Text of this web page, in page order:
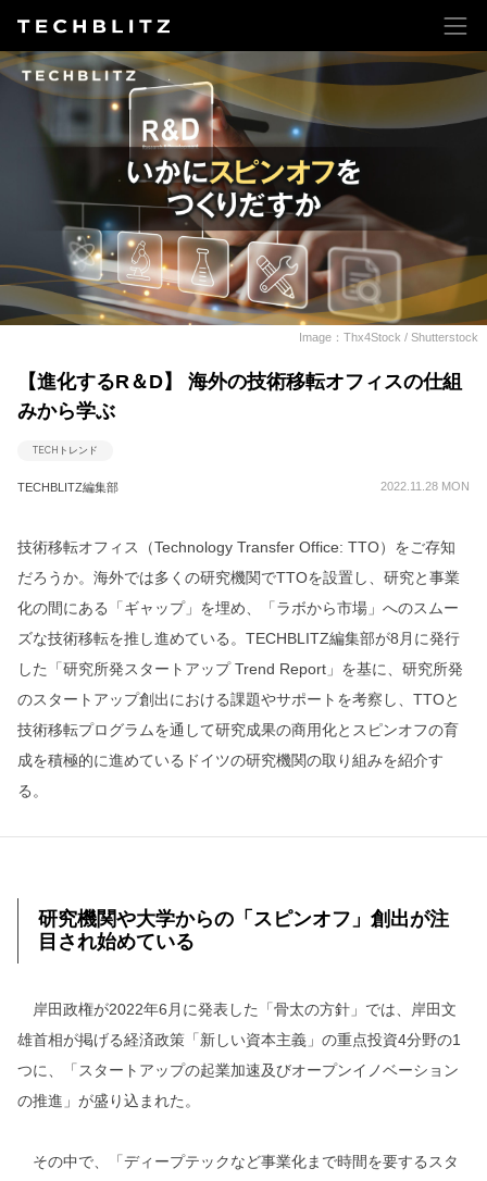
Image：Thx4Stock / Shutterstock
【進化するR＆D】 海外の技術移転オフィスの仕組
みから学ぶ
TECHトレンド
TECHBLITZ編集部 2022.11.28 MON
技術移転オフィス（Technology Transfer Office: TTO）をご存知
だろうか。海外では多くの研究機関でTTOを設置し、研究と事業
化の間にある「ギャップ」を埋め、「ラボから市場」へのスムー
ズな技術移転を推し進めている。TECHBLITZ編集部が8月に発行
した「研究所発スタートアップ Trend Report」を基に、研究所発
のスタートアップ創出における課題やサポートを考察し、TTOと
技術移転プログラムを通して研究成果の商用化とスピンオフの育
成を積極的に進めているドイツの研究機関の取り組みを紹介す
る。
研究機関や大学からの「スピンオフ」創出が注
目され始めている
岸田政権が2022年6月に発表した「骨太の方針」では、岸田文
雄首相が掲げる経済政策「新しい資本主義」の重点投資4分野の1
つに、「スタートアップの起業加速及びオープンイノベーション
の推進」が盛り込まれた。
その中で、「ディープテックなど事業化まで時間を要するスタ